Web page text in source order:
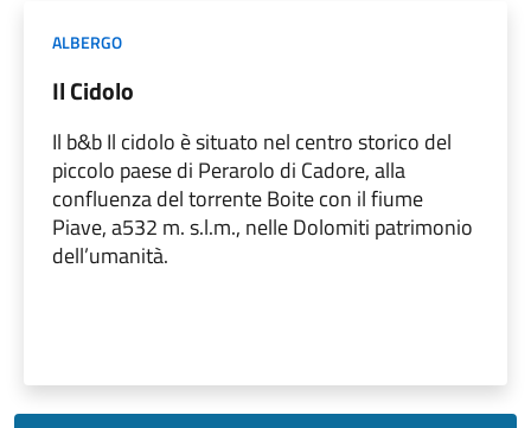
ALBERGO
Il Cidolo
Il b&b Il cidolo è situato nel centro storico del
piccolo paese di Perarolo di Cadore, alla
confluenza del torrente Boite con il fiume
Piave, a532 m. s.l.m., nelle Dolomiti patrimonio
dell’umanità.